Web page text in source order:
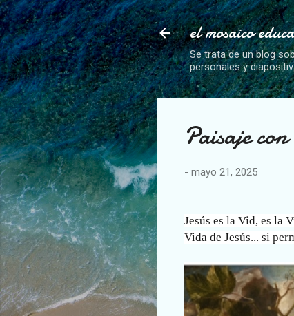
el mosaico
Se trata de un blog
personales y
Paisaje
- mayo 21, 2025
Jesús es la Vid, es la
Vida de Jesús... si